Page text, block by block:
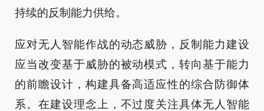
持续的反制能力供给。
应对无人智能作战的动态威胁，反制能力建设
应当改变基于威胁的被动模式，转向基于能力
的前瞻设计，构建具备高适应性的综合防御体
系。在建设理念上，不过度关注具体无人智能